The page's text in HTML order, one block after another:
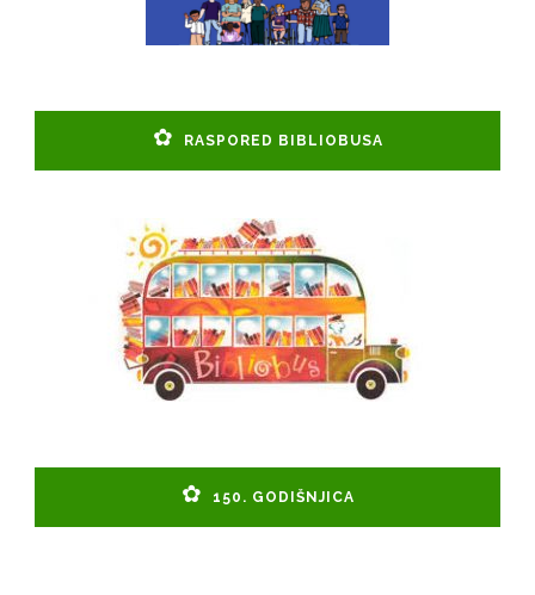
RASPORED BIBLIOBUSA
150. GODIŠNJICA